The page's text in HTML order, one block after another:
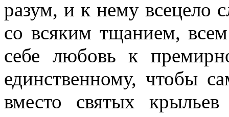
разум, и к нему всецело
со всяким тщанием,
себе любовь к
единственному, чтобы
вместо святых